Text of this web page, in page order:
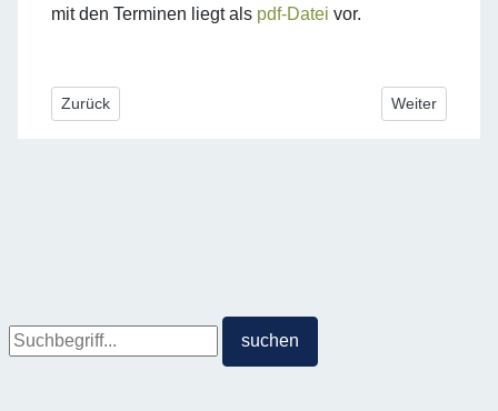
mit den Terminen liegt als pdf-Datei vor.
Vorheriger Beitrag: Geschliffene Preziosen aus Idar-
Zurück Nächster
Weiter
Suche
suchen